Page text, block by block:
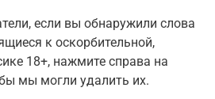
если вы обнаружили слова
к оскорбительной,
18+, нажмите справа на
мы могли удалить их.